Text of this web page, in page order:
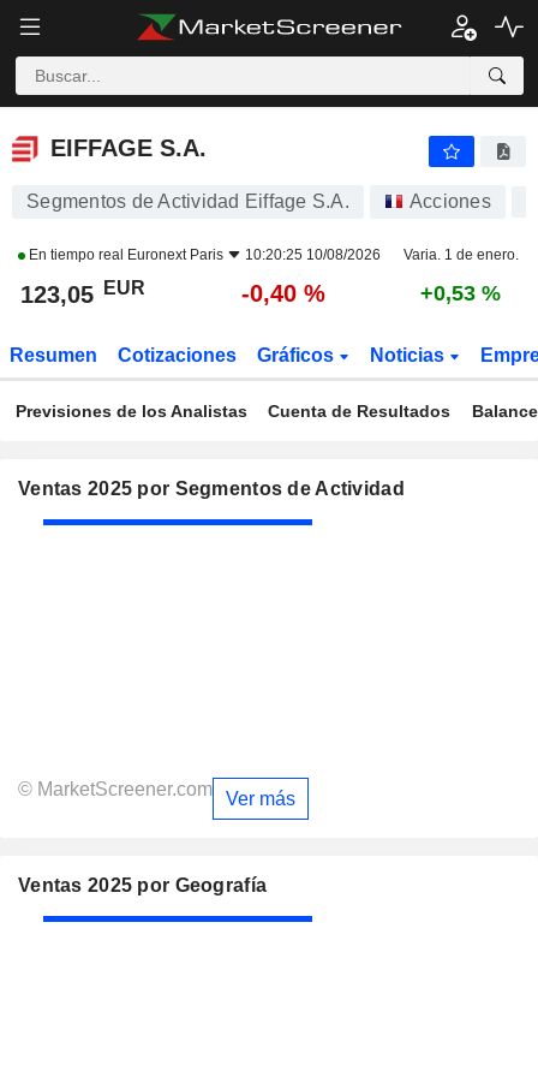
EIFFAGE S.A.
EIFFAGE S.A.
Segmentos de Actividad Eiffage S.A. Acciones
En tiempo real Euronext Paris 10:20:25 10/08/2026 Varia. 1 de enero.
123,05 EUR -0,40 % +0,53 %
Resumen Cotizaciones Gráficos Noticias
Previsiones de los Analistas Cuenta de Resultados Balance
Ventas 2025 por Segmentos de Actividad
© MarketScreener.com Ver más
Ventas 2025 por Geografía